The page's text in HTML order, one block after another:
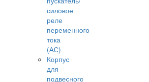
силовое
реле
переменного
тока
(АС)
Корпус
для
подвесного